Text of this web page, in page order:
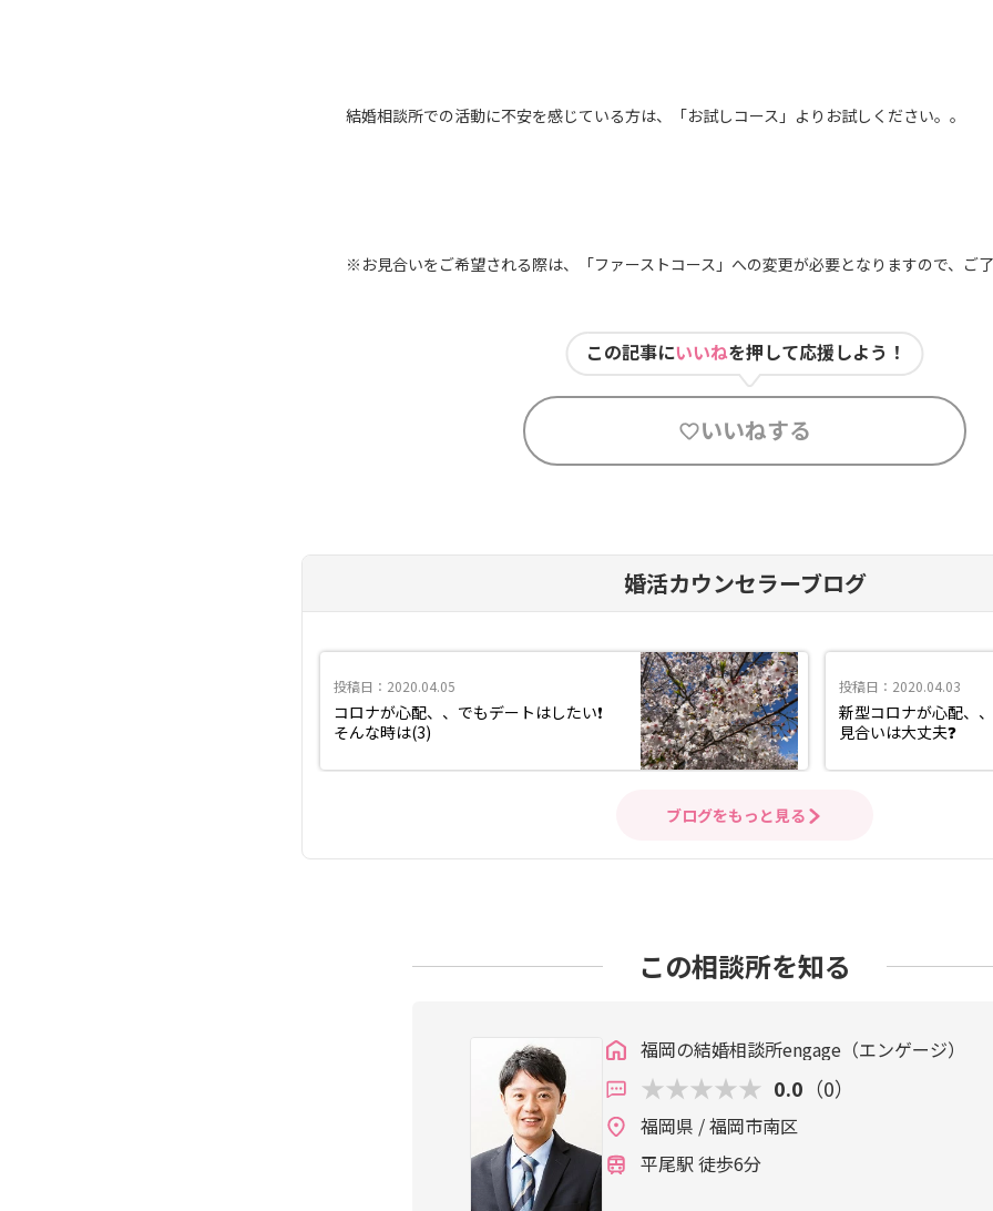
結婚相談所での活動に不安を感じている方は、「お試しコース」よりお試しください。。
※お見合いをご希望される際は、「ファーストコース」への変更が必要となりますので、ご了
この記事にいいねを押して応援しよう！
いいねする
婚活カウンセラーブログ
投稿日：2020.04.05
コロナが心配、、でもデートはしたい❗️
そんな時は(3)
投稿日：2020.04.03
新型コロナが心配、
見合いは大丈夫❓
ブログをもっと見る
この相談所を知る
福岡の結婚相談所engage（エンゲージ）
0.0 （0）
福岡県 / 福岡市南区
平尾駅 徒歩6分